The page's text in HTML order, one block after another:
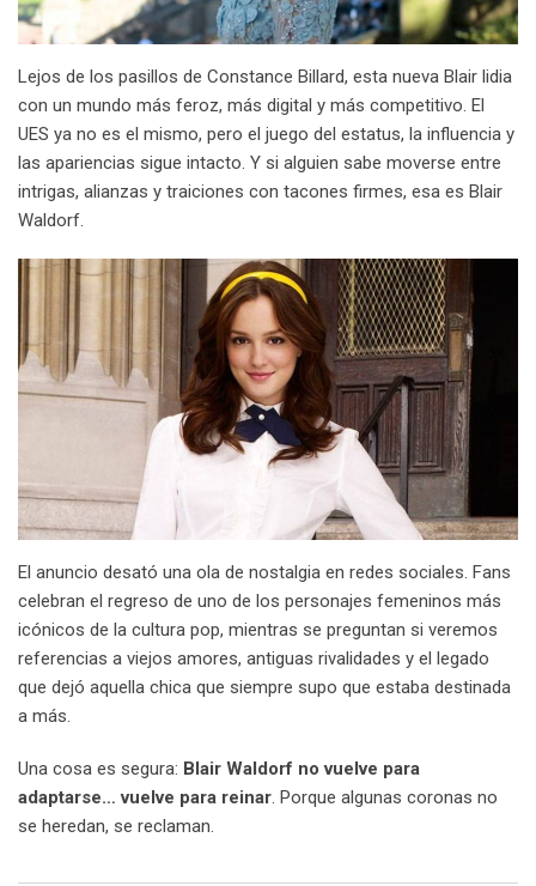
Lejos de los pasillos de Constance Billard, esta nueva Blair lidia
con un mundo más feroz, más digital y más competitivo. El
UES ya no es el mismo, pero el juego del estatus, la influencia y
las apariencias sigue intacto. Y si alguien sabe moverse entre
intrigas, alianzas y traiciones con tacones firmes, esa es Blair
Waldorf.
El anuncio desató una ola de nostalgia en redes sociales. Fans
celebran el regreso de uno de los personajes femeninos más
icónicos de la cultura pop, mientras se preguntan si veremos
referencias a viejos amores, antiguas rivalidades y el legado
que dejó aquella chica que siempre supo que estaba destinada
a más.
Una cosa es segura: Blair Waldorf no vuelve para
adaptarse… vuelve para reinar. Porque algunas coronas no
se heredan, se reclaman.